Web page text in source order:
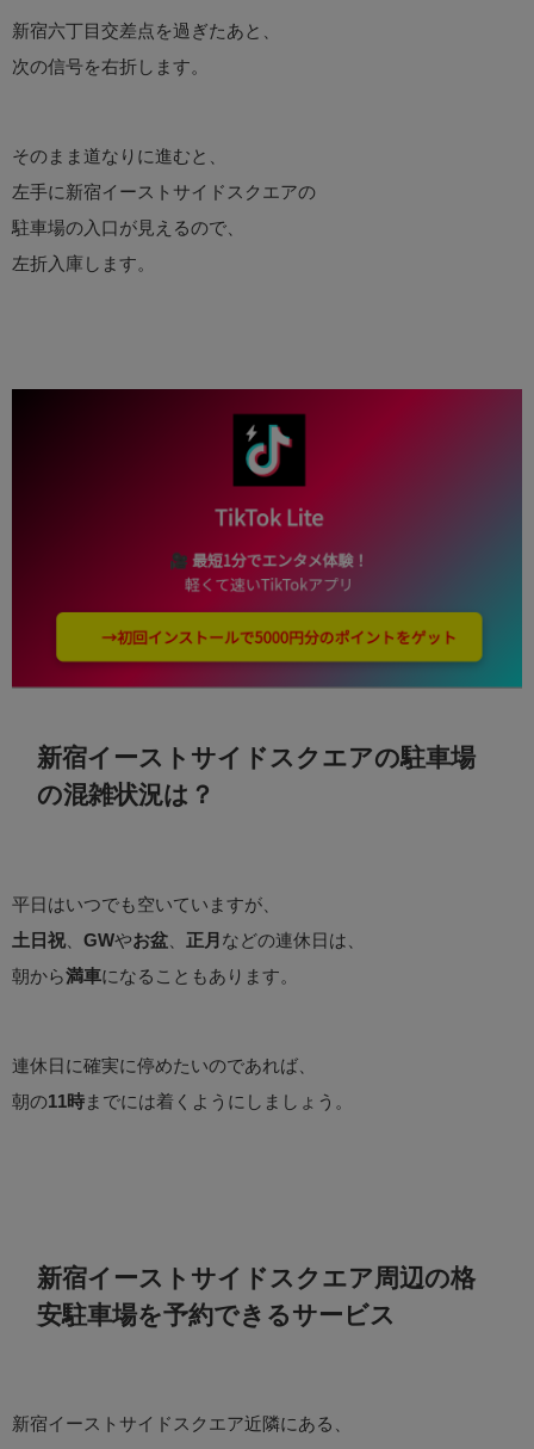
新宿六丁目交差点を過ぎたあと、
次の信号を右折します。
そのまま道なりに進むと、
左手に新宿イーストサイドスクエアの
駐車場の入口が見えるので、
左折入庫します。
新宿イーストサイドスクエアの駐車場
の混雑状況は？
平日はいつでも空いていますが、
土日祝
GWや お盆 正月 などの連休日は、
朝から満車になることもあります。
連休日に確実に停めたいのであれば、
朝の11時 までには着くようにしましょう。
新宿イーストサイドスクエア周辺の格
安駐車場を予約できるサービス
新宿イーストサイドスクエア近隣にある、